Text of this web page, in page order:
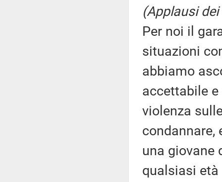
(Applausi
Per noi il
situazioni
abbiamo
accettabile
violenza
condannare,
una giovane
qualsiasi età